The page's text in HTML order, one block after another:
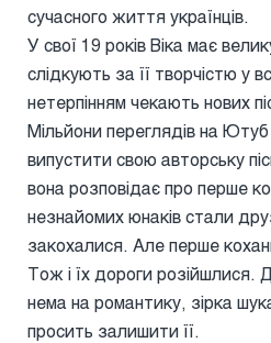
сучасного життя українців.
У свої 19 років Віка має
слідкують за її творчістю у
нетерпінням чекають нових
Мільйони переглядів на Ютуб
випустити свою авторську
вона розповідає про перше
незнайомих юнаків стали
закохалися. Але перше
Тож і їх дороги розійшлися.
нема на романтику, зірка
просить залишити її.